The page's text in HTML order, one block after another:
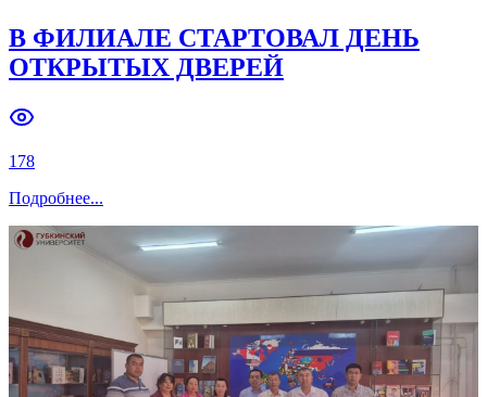
В ФИЛИАЛЕ СТАРТОВАЛ ДЕНЬ
ОТКРЫТЫХ ДВЕРЕЙ
178
Подробнее...